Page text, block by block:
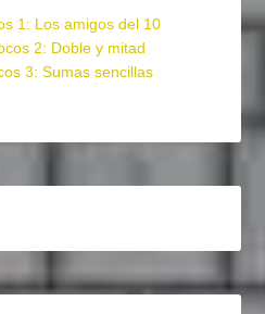
1: Los amigos del 10
2: Doble y mitad
3: Sumas sencillas